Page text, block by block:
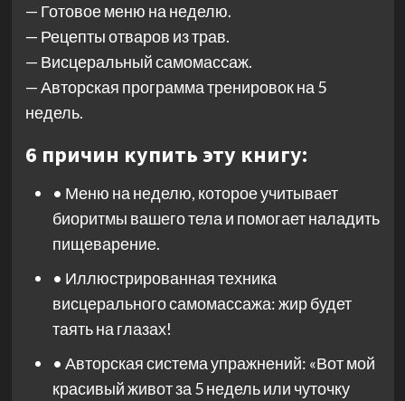
— Готовое меню на неделю.
— Рецепты отваров из трав.
— Висцеральный самомассаж.
— Авторская программа тренировок на 5
недель.
6 причин купить эту книгу:
• Меню на неделю, которое учитывает
биоритмы вашего тела и помогает наладить
пищеварение.
• Иллюстрированная техника
висцерального самомассажа: жир будет
таять на глазах!
• Авторская система упражнений: «Вот мой
красивый живот за 5 недель или чуточку